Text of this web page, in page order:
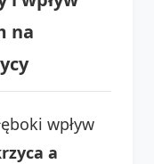
na
wpływ
a